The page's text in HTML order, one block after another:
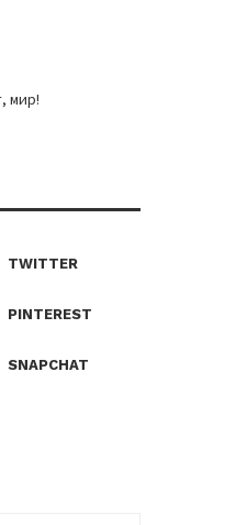
мир!
TWITTER
PINTEREST
SNAPCHAT